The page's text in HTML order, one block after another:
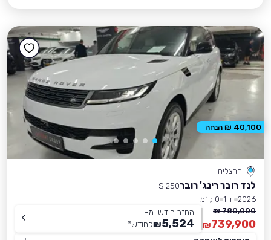
הרצליה
לנד רובר רינג' רוברS 250
2026 יד 1
0 ק״מ
780,000 ₪
739,900
₪
החזר חודשי מ-
5,524
₪לחודש*
40,100 ₪ הנחה